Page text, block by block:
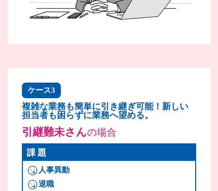
ケース3
複雑な業務も簡単に引き継ぎ可能！新しい
担当者も困らずに業務へ望める。
引継難未さんの場合
課題
人事異動
退職